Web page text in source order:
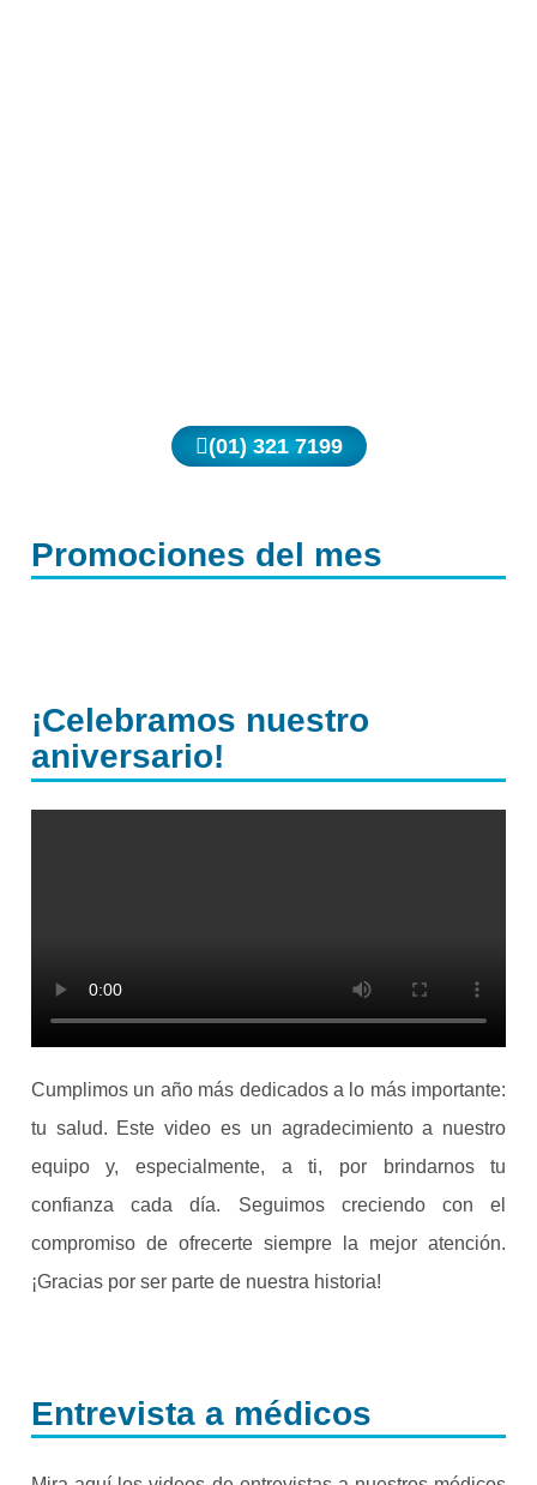
(01) 321 7199
Promociones del mes
¡Celebramos nuestro
aniversario!
Cumplimos un año más dedicados a lo más importante:
tu salud. Este video es un agradecimiento a nuestro
equipo y, especialmente, a ti, por brindarnos tu
confianza cada día. Seguimos creciendo con el
compromiso de ofrecerte siempre la mejor atención.
¡Gracias por ser parte de nuestra historia!
Entrevista a médicos